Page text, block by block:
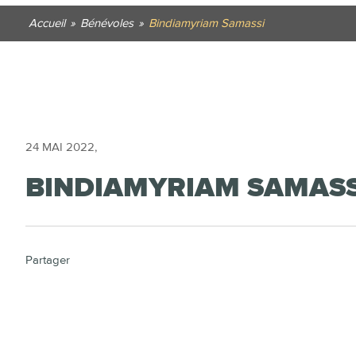
Accueil » Bénévoles » Bindiamyriam Samassi
24 MAI 2022,
BINDIAMYRIAM
Partager